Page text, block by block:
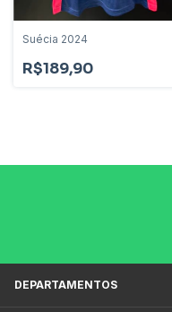
Suécia 2024
R$189,90
DEPARTAMENTOS